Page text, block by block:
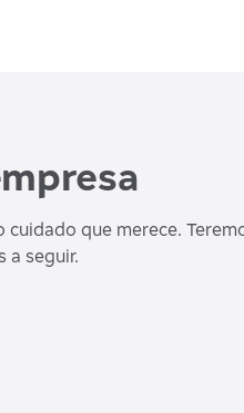
que merece.
a seguir.